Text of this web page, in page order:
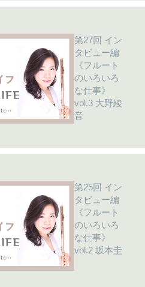
第27回 イン
タビュー編
《フルート
のいろいろ
な仕事》
vol.3 大野綾
音
第25回 イン
タビュー編
《フルート
のいろいろ
な仕事》
vol.2 坂本圭